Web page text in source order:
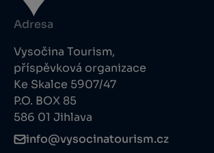
Adresa
Vysočina Tourism,
příspěvková organizace
Ke Skalce 5907/47
P.O. BOX 85
586 01 Jihlava
info@vysocinatourism.cz